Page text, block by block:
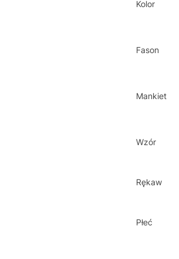
Kolor
Fason
Mankiet
Wzór
Rękaw
Płeć